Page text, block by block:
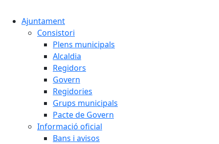
Ajuntament
Consistori
Plens municipals
Alcaldia
Regidors
Govern
Regidories
Grups municipals
Pacte de Govern
Informació oficial
Bans i avisos